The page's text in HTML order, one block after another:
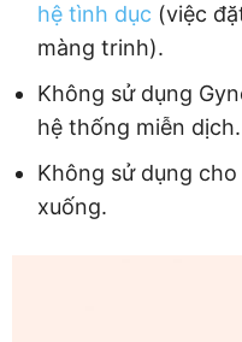
hệ tình dục (việc
màng trinh).
Không sử dụng
hệ thống miễn dịch.
Không sử dụng
xuống.